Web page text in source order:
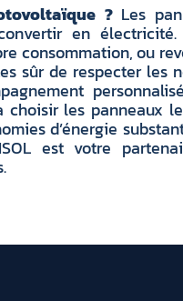
? Les
en électricité.
consommation, ou
sûr de respecter les
choisir les panneaux
d’énergie
est votre